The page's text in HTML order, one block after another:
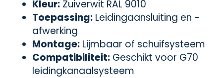
Kleur: Zuiverwit RAL 9010
Toepassing: Leidingaansluiting en -
afwerking
Montage: Lijmbaar of schuifsysteem
Compatibiliteit: Geschikt voor G70
leidingkanaalsysteem